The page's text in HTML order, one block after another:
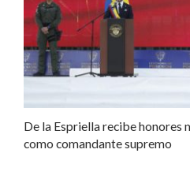
De la Espriella recibe honores
como comandante supremo